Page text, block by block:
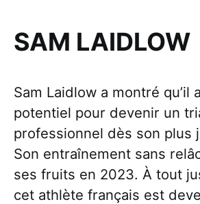
SAM LAIDLOW
Sam Laidlow a montré qu’il
potentiel pour devenir un
professionnel dès son plus
Son entraînement sans
ses fruits en 2023. À tout
cet athlète français est